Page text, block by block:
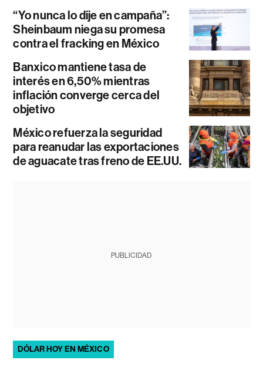
“Yo nunca lo dije en campaña”:
Sheinbaum niega su promesa
contra el fracking en México
Banxico mantiene tasa de
interés en 6,50% mientras
inflación converge cerca del
objetivo
México refuerza la seguridad
para reanudar las exportaciones
de aguacate tras freno de EE.UU.
PUBLICIDAD
DÓLAR HOY EN MÉXICO